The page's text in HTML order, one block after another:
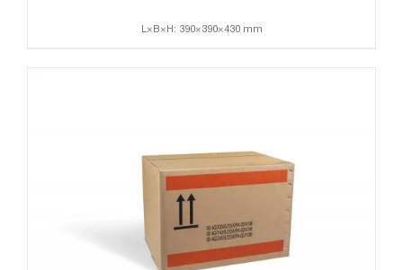
L×B×H: 390×390×430 mm